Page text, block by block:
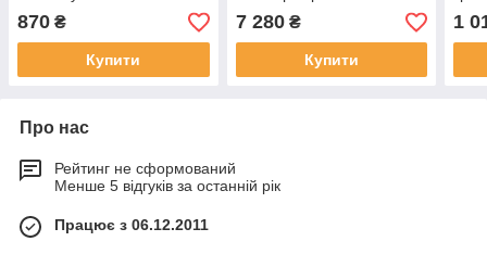
870 ₴
Купити
7 280₴
Купити
1
Про нас
Рейтинг не сформований
Менше 5 відгуків за останній рік
Працює з 06.12.2011